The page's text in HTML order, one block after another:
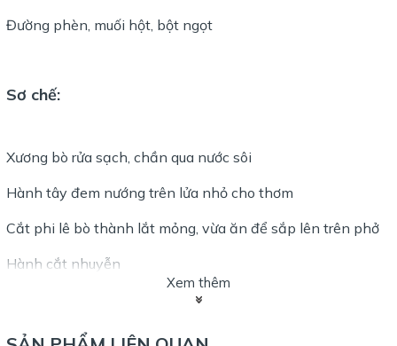
Đường phèn, muối hột, bột ngọt
Sơ chế:
Xương bò rửa sạch, chần qua nước sôi
Hành tây đem nướng trên lửa nhỏ cho thơm
Cắt phi lê bò thành lắt mỏng, vừa ăn để sắp lên trên phở
Hành cắt nhuyễn
Nấu nước dùng :
Xem thêm